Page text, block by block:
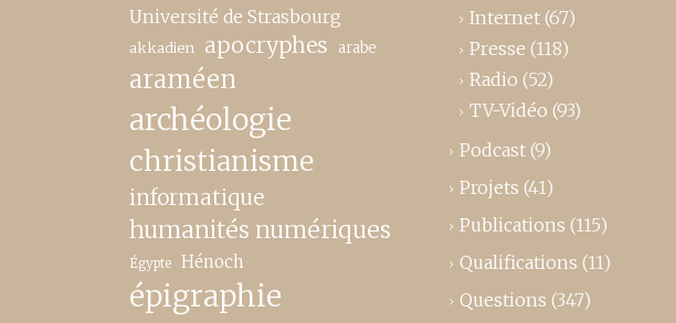
Université de Strasbourg
akkadien apocryphes arabe
araméen
archéologie
christianisme
informatique
humanités numériques
Égypte Hénoch
épigraphie
Internet (67)
Presse (118)
Radio (52)
TV-Vidéo (93)
Podcast (9)
Projets (41)
Publications (115)
Qualifications (11)
Questions (347)